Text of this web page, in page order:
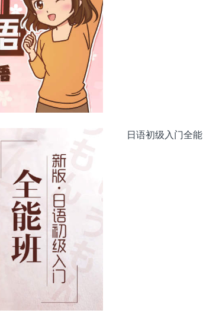
日语初级入门全能